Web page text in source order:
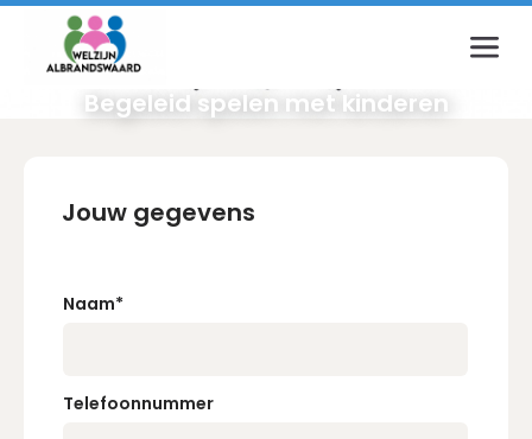
Begeleid spelen met kinderen
Jouw gegevens
Naam*
Telefoonnummer
Inloggen